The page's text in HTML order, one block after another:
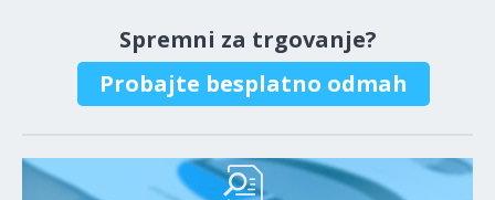
Spremni za trgovanje?
Probajte besplatno odmah